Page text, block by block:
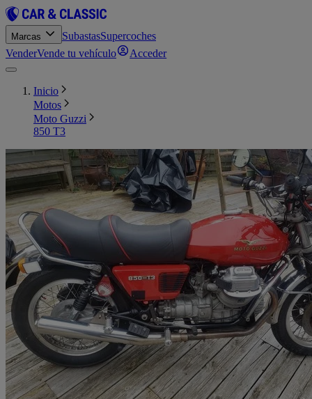
Marcas SubastasSupercoches
VenderVende tu vehículo Acceder
Inicio
Motos
Moto Guzzi
850 T3